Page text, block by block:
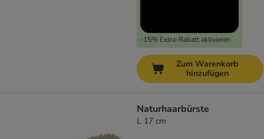
-15% Extra-Rabatt aktivieren
Zum Warenkorb
hinzufügen
Naturhaarbürste
L 17 cm